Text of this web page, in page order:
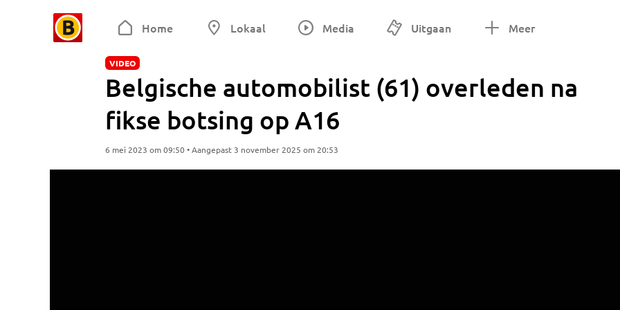
Home Lokaal Media Uitgaan Meer
VIDEO
Belgische automobilist (61) overleden na
fikse botsing op A16
6 mei 2023 om 09:50 • Aangepast 3 november 2025 om 20:53